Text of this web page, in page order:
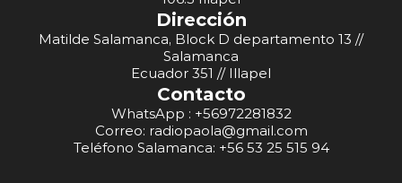
Dirección
Matilde Salamanca, Block D departamento 13 //
Salamanca
Ecuador 351 // Illapel
Contacto
WhatsApp : +56972281832
Correo: radiopaola@gmail.com
Teléfono Salamanca: +56 53 25 515 94